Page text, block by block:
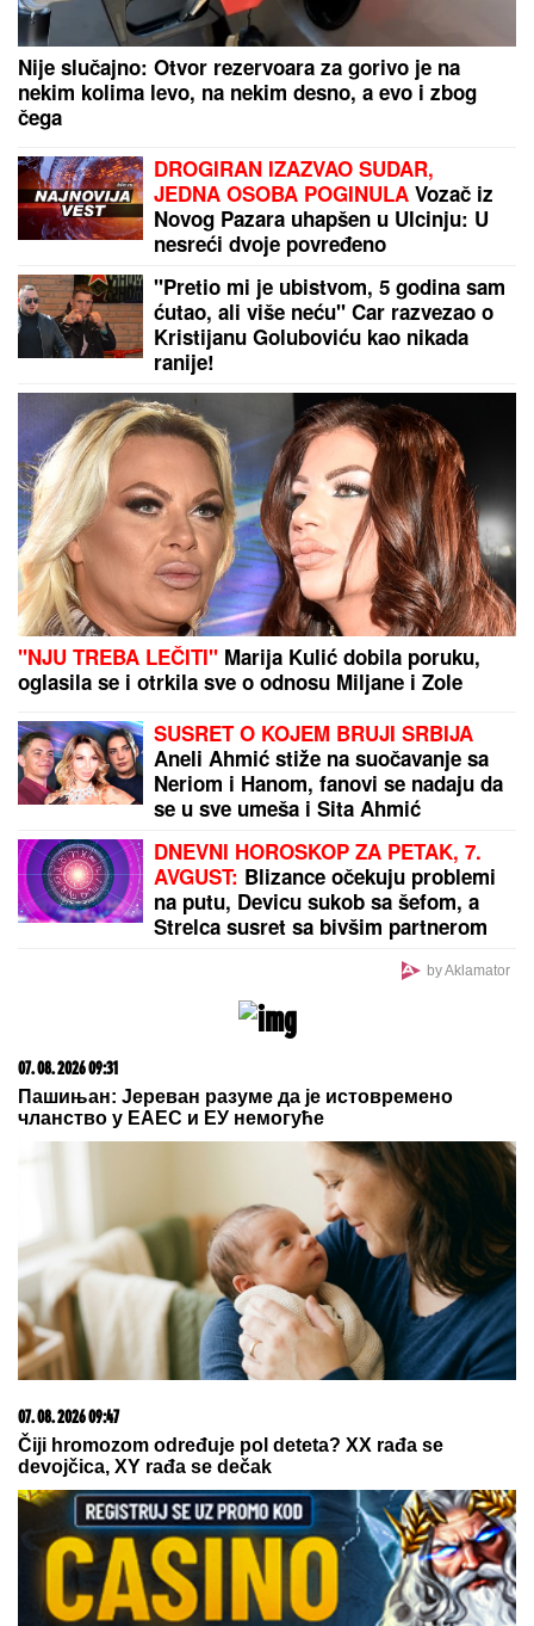
Danas je praznik USPENJA SVETE ANE, majke
Presvete Bogorodice: Žene obavezno treba da
"Moj sin je rođen BEZ SLUHA, tri
godine nije progovorio ni reč": Naša
pevačica o iscrpljujućoj borbi za
OZDRAVLJENJE DETETA
"ČULA SAM IME BRATA, A ONDA
KRIK BAKE...":Petrovačka cesta je
srpska rana koja nikada neće zarasti,
Danijelina ispovest tera suze na oči
Nije slučajno: Otvor rezervoara za gorivo je na
nekim kolima levo, na nekim desno, a evo i zbog
čega
DROGIRAN IZAZVAO SUDAR,
JEDNA OSOBA POGINULA
Novog Pazara uhapšen u Ulcinju: U
nesreći dvoje povređeno
"Pretio mi je ubistvom, 5 godina sam
ćutao, ali više neću" Car razvezao o
Kristijanu Goluboviću kao nikada
"NJU TREBA LEČITI"Marija Kulić dobila poruku,
oglasila se i otrkila sve o odnosu Miljane i Zole
SUSRET O KOJEM BRUJI SRBIJA
Aneli Ahmić stiže na suočavanje sa
Neriom i Hanom, fanovi se nadaju da
se u sve umeša i Sita Ahmić